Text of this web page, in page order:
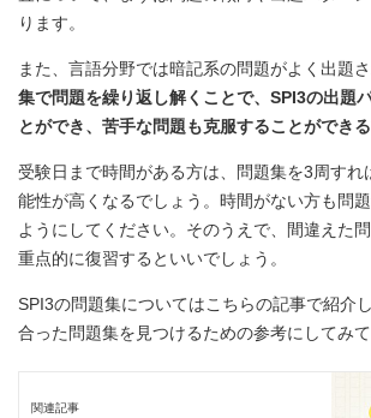
ります。
また、言語分野では暗記系の問題がよく出題さ
集で問題を繰り返し解くことで、SPI3の出題
とができ、苦手な問題も克服することができ
受験日まで時間がある方は、問題集を3周すれ
能性が高くなるでしょう。時間がない方も問
ようにしてください。そのうえで、間違えた
重点的に復習するといいでしょう。
SPI3の問題集についてはこちらの記事で紹介
合った問題集を見つけるための参考にしてみて
関連記事